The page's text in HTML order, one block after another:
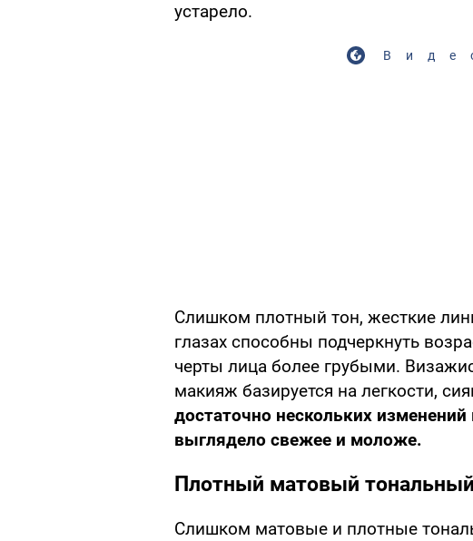
устарело.
Слишком плотный тон, жесткие
глазах способны подчеркнуть
черты лица более грубыми.
макияж базируется на легкости,
достаточно нескольких
выглядело свежее и моложе.
Плотный матовый
Слишком матовые и плотные